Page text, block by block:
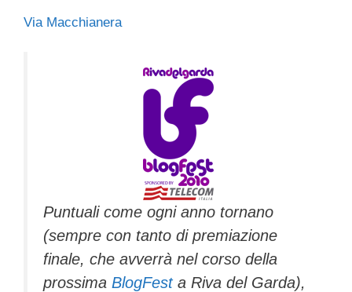
c
tt
e
dI a
m
A
Via Macchianera
Puntuali come ogni anno tornano
(sempre con tanto di premiazione
finale, che avverrà nel corso della
prossima BlogFesta Riva del Garda),